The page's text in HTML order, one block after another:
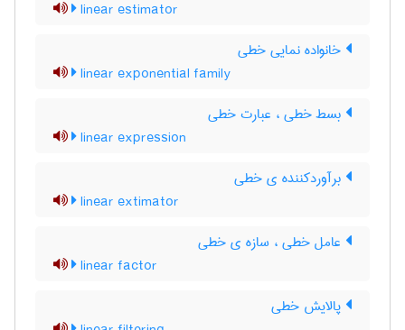
linear estimator
خانواده نمایی خطی
linear exponential family
بسط خطی ، عبارت خطی
linear expression
برآوردکننده ی خطی
linear extimator
عامل خطی ، سازه ی خطی
linear factor
پالایش خطی